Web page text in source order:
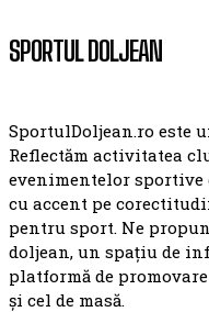
SPORTUL DOLJEAN
SportulDoljean.ro este
Reflectăm activitatea
evenimentelor
cu accent pe
pentru sport. Ne
doljean, un spațiu de
platformă de
și cel de masă.